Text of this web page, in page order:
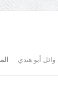
وائل أبو هندي